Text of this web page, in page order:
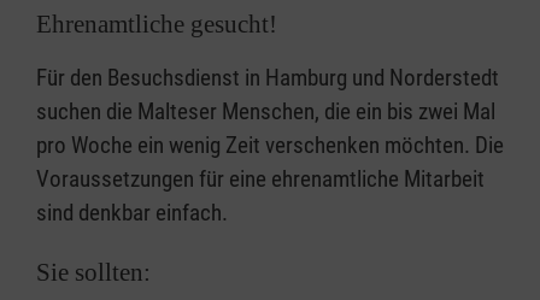
Ehrenamtliche gesucht!
Für den Besuchsdienst in Hamburg und Norderstedt
suchen die Malteser Menschen, die ein bis zwei Mal
pro Woche ein wenig Zeit verschenken möchten. Die
Voraussetzungen für eine ehrenamtliche Mitarbeit
sind denkbar einfach.
Sie sollten: